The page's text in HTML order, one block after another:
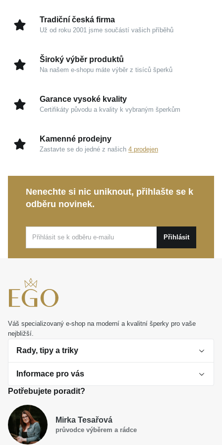
kousku.
Hřejivé žluté zlato (585/1000):
Barevná harmonie:
Směs zelených, modrých,
Oslnivá brilance:Vsazené syntetické zirkony
Vysoký lesk:Precizní povrchová úprava
na dotek.
Tento osobitý šperk doporučujeme jako nádherný
osobní dárek nebo oslnivý doplněk pro výjimečné
trvalou a krásnou součástí vašeho životního příběhu.
Tradiční česká firma
Už od roku 2001 jsme součástí vašich příběhů
Široký výběr produktů
Na našem e-shopu máte výběr z tisíců šperků
Garance vysoké kvality
Certifikáty původu a kvality k vybraným šperkům
Kamenné prodejny
Zastavte se do jedné z našich 4 prodejen
Nenechte si nic uniknout, přihlašte se k
odběru novinek.
Přihlásit
Váš specializovaný e-shop na moderní a kvalitní šperky pro vaše
nejbližší.
Rady, tipy a triky
O perlách
Jak vybrat perlový šperk
Dárková inspirace
Smaltované a korálkové šperky jako trend
Informace pro vás
Obchodní podmínky
Reklamační řád
Potřebujete poradit?
Mirka Tesařová
průvodce výběrem a rádce